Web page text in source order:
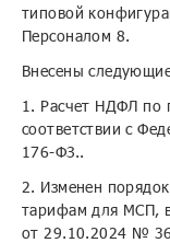
типовой
Персоналом 8.
Внесены
1. Расчет НДФЛ по
соответствии с
176-ФЗ..
2. Изменен
тарифам для МСП,
от 29.10.2024 №